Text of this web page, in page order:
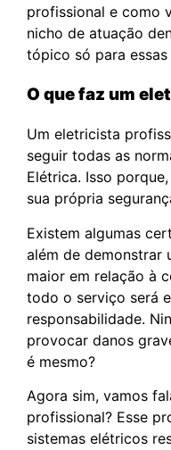
profissional e como
nicho de atuação
tópico só para
O que faz um
Um eletricista
seguir todas as
Elétrica. Isso
sua própria
Existem algumas
além de demonstrar
maior em relação à
todo o serviço será
responsabilidade.
provocar danos
é mesmo?
Agora sim, vamos
profissional? Esse
sistemas elétricos